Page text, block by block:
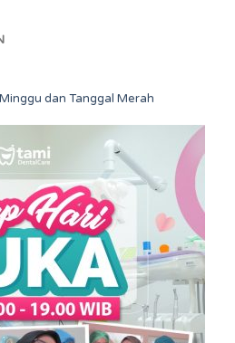
dan Tanggal Merah